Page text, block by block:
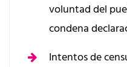
voluntad del
condena
Intentos de